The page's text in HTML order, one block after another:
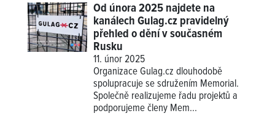
Od února 2025 najdete na
kanálech Gulag.cz pravidelný
přehled o dění v současném
Rusku
11. únor 2025
Organizace Gulag.cz dlouhodobě
spolupracuje se sdružením Memorial.
Společně realizujeme řadu projektů a
podporujeme členy Mem...